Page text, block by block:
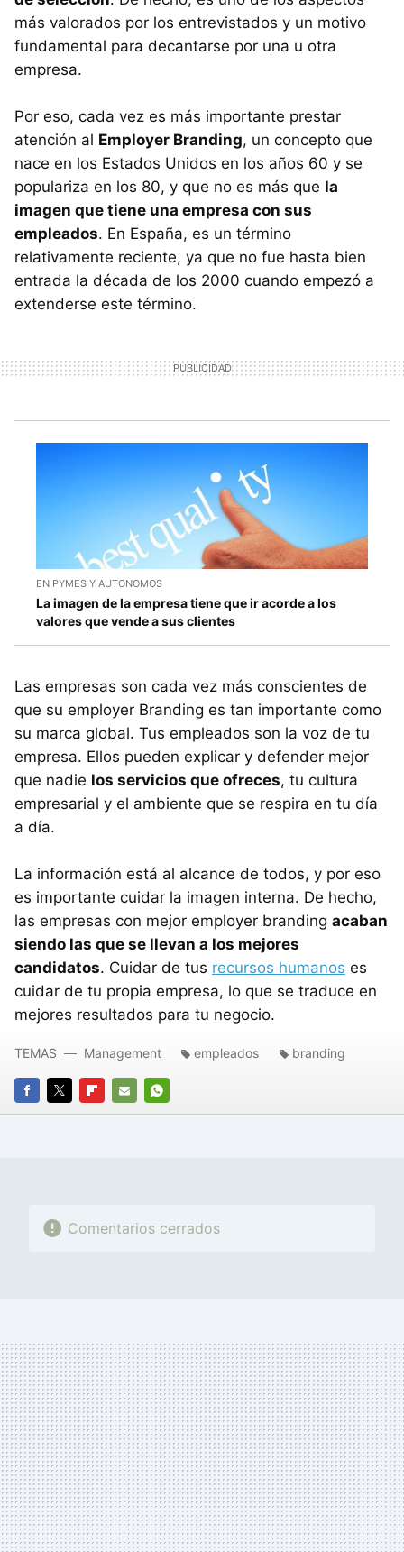
más valorados por los entrevistados y un motivo
fundamental para decantarse por una u otra
empresa.
Por eso, cada vez es más importante prestar
atención al Employer Branding, un concepto que
nace en los Estados Unidos en los años 60 y se
populariza en los 80, y que no es más que la
imagen que tiene una empresa con sus
empleados. En España, es un término
relativamente reciente, ya que no fue hasta bien
entrada la década de los 2000 cuando empezó a
extenderse este término.
EN PYMES Y AUTONOMOS
La imagen de la empresa tiene que ir acorde a los
valores que vende a sus clientes
Las empresas son cada vez más conscientes de
que su employer Branding es tan importante como
su marca global. Tus empleados son la voz de tu
empresa. Ellos pueden explicar y defender mejor
que nadie los servicios que ofreces, tu cultura
empresarial y el ambiente que se respira en tu día
a día.
La información está al alcance de todos, y por eso
es importante cuidar la imagen interna. De hecho,
las empresas con mejor employer branding acaban
siendo las que se llevan a los mejores
candidatos. Cuidar de tus recursos humanos es
cuidar de tu propia empresa, lo que se traduce en
mejores resultados para tu negocio.
FACEBOOK
TWITTERFLIPBOARD
E-
WHATSAPP
TEMAS Management empleados branding
Comentarios cerrados